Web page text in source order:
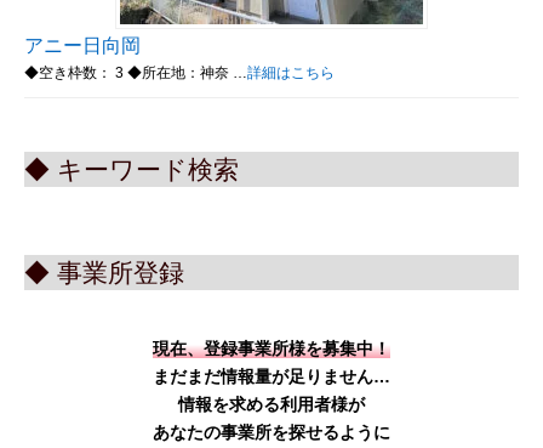
アニー日向岡
◆空き枠数： 3 ◆所在地：神奈 … 詳細はこちら
◆ キーワード検索
◆ 事業所登録
現在、登録事業所様を募集中！
まだまだ情報量が足りません…
情報を求める利用者様が
あなたの事業所を探せるように